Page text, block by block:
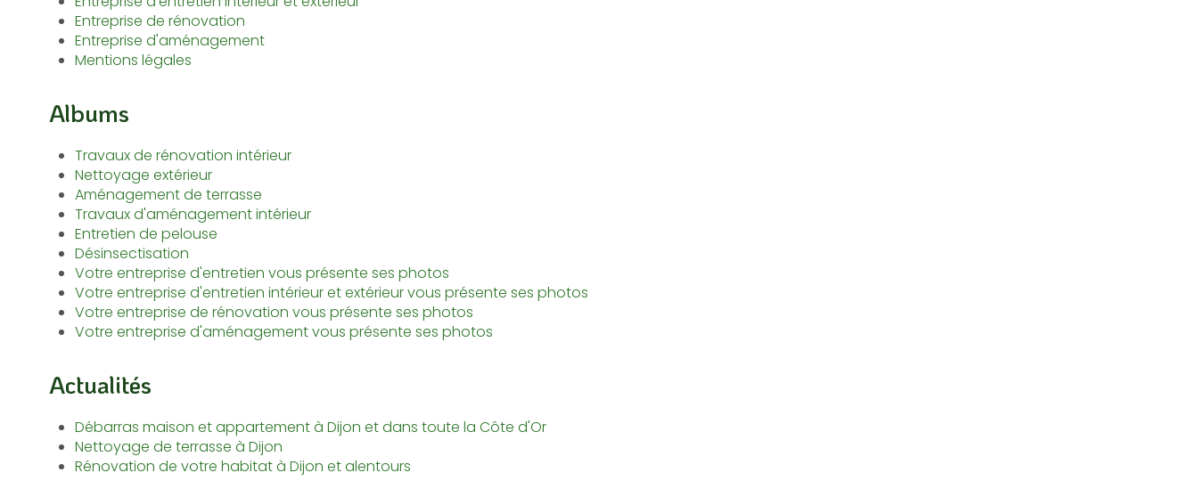
Entreprise de rénovation
Entreprise d'aménagement
Mentions légales
Albums
Travaux de rénovation intérieur
Nettoyage extérieur
Aménagement de terrasse
Travaux d'aménagement intérieur
Entretien de pelouse
Désinsectisation
Votre entreprise d'entretien vous présente ses photos
Votre entreprise d'entretien intérieur et extérieur vous présente ses photos
Votre entreprise de rénovation vous présente ses photos
Votre entreprise d'aménagement vous présente ses photos
Actualités
Débarras maison et appartement à Dijon et dans toute la Côte d'Or
Nettoyage de terrasse à Dijon
Rénovation de votre habitat à Dijon et alentours